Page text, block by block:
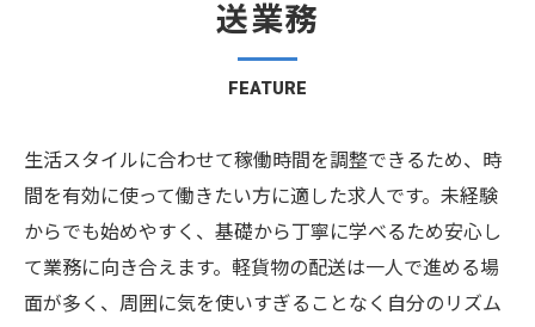
送業務
FEATURE
生活スタイルに合わせて稼働時間を調整できるため、時
間を有効に使って働きたい方に適した求人です。未経験
からでも始めやすく、基礎から丁寧に学べるため安心し
て業務に向き合えます。軽貨物の配送は一人で進める場
面が多く、周囲に気を使いすぎることなく自分のリズム